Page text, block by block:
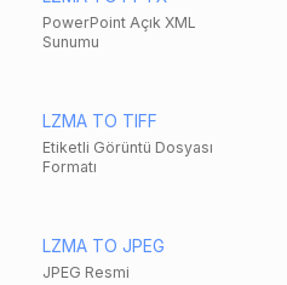
PowerPoint Açık XML
Sunumu
LZMA TO TIFF
Etiketli Görüntü Dosyası
Formatı
LZMA TO JPEG
JPEG Resmi